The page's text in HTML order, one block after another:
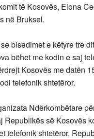
të Kosovës, Elona
në Bruksel.
bisedimet e këtyre tre
bëhet me kodin e saj
Kosovës me datën
telefonik shtetëror.
Ndërkombëtare
Republikës së Kosovës
telefonik shtetëror,